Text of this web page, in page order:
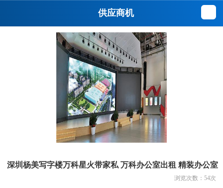
供应商机
深圳杨美写字楼万科星火带家私 万科办公室出租 精装办公室
浏览次数： 54次